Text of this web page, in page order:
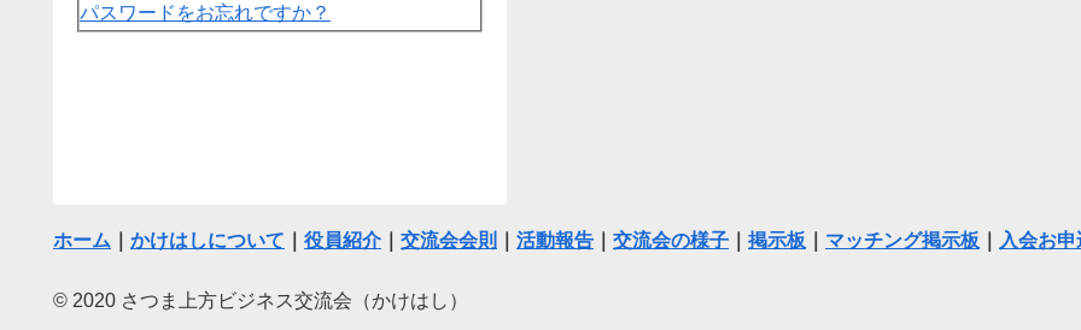
パスワードをお忘れですか？
ホーム かけはしについて 役員紹介｜ 交流会会則 活動報告 交流会の様子 掲示板 マッチング掲示板 入会お
© 2020 さつま上方ビジネス交流会（かけはし）